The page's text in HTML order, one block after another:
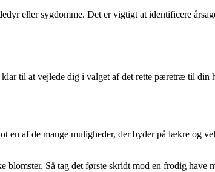
eller sygdomme. Det er vigtigt at identificere
til at vejlede dig i valget af det rette pæretræ til din
en af de mange muligheder, der byder på lækre og
Så tag det første skridt mod en frodig have